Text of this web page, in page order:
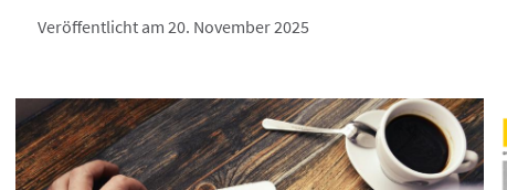
Veröffentlicht am 20. November 2025